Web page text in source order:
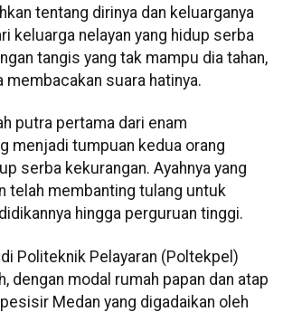
tentang dirinya dan keluarganya
keluarga nelayan yang hidup serba
tangis yang tak mampu dia tahan,
membacakan suara hatinya.
putra pertama dari enam
menjadi tumpuan kedua orang
serba kekurangan. Ayahnya yang
telah membanting tulang untuk
hingga perguruan tinggi.
Politeknik Pelayaran (Poltekpel)
dengan modal rumah papan dan atap
Medan yang digadaikan oleh